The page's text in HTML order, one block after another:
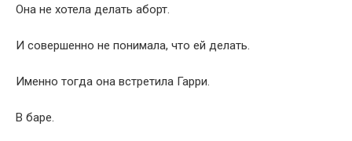
Она не хотела делать аборт.
И совершенно не понимала, что ей делать.
Именно тогда она встретила Гарри.
В баре.